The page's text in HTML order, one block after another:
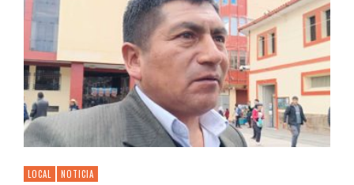
LOCAL NOTICIA